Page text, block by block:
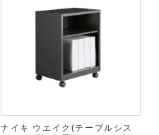
ナイキ ウエイク(テーブルシス